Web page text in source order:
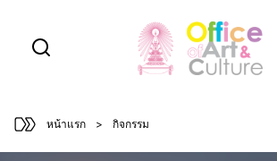
content
หน้าแรก > กิจกรรม